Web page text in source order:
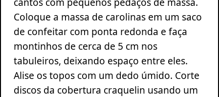
Coloque a massa de carolinas em um saco
de confeitar com ponta redonda e faça
montinhos de cerca de 5 cm nos
tabuleiros, deixando espaço entre eles.
Alise os topos com um dedo úmido. Corte
discos da cobertura craquelin usando um